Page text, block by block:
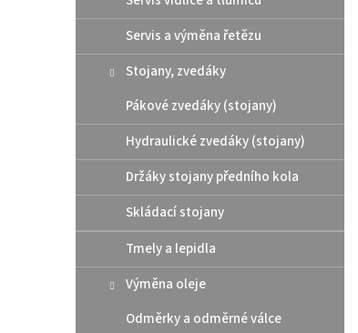
Servis a výměna řetězu
Stojany, zvedáky
Pákové zvedáky (stojany)
Hydraulické zvedáky (stojany)
Držáky stojany předního kola
Skládací stojany
Tmely a lepidla
Výměna oleje
Odměrky a odměrné válce